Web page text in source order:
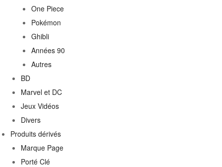
One Piece
Pokémon
Ghibli
Années 90
Autres
BD
Marvel et DC
Jeux Vidéos
Divers
Produits dérivés
Marque Page
Porté Clé